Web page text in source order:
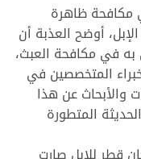
مكافحة ظاهرة
أوضح العذبة أن
به في مكافحة العبث،
المتخصصين في
والأبحاث عن هذا
المتطورة